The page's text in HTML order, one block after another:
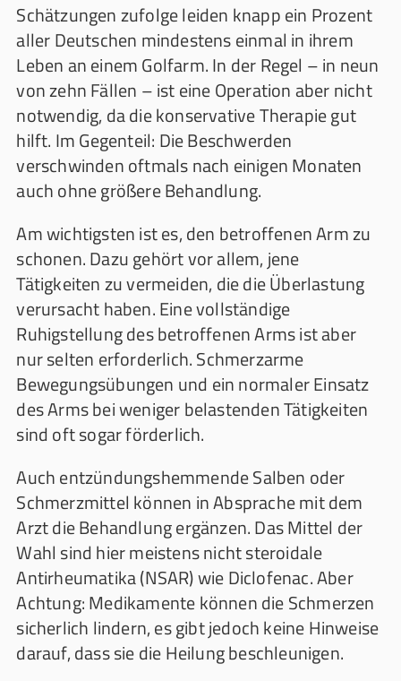
Schätzungen zufolge leiden knapp ein Prozent
aller Deutschen mindestens einmal in ihrem
Leben an einem Golfarm. In der Regel – in neun
von zehn Fällen – ist eine Operation aber nicht
notwendig, da die konservative Therapie gut
hilft. Im Gegenteil: Die Beschwerden
verschwinden oftmals nach einigen Monaten
auch ohne größere Behandlung.
Am wichtigsten ist es, den betroffenen Arm zu
schonen. Dazu gehört vor allem, jene
Tätigkeiten zu vermeiden, die die Überlastung
verursacht haben. Eine vollständige
Ruhigstellung des betroffenen Arms ist aber
nur selten erforderlich. Schmerzarme
Bewegungsübungen und ein normaler Einsatz
des Arms bei weniger belastenden Tätigkeiten
sind oft sogar förderlich.
Auch entzündungshemmende Salben oder
Schmerzmittel können in Absprache mit dem
Arzt die Behandlung ergänzen. Das Mittel der
Wahl sind hier meistens nicht steroidale
Antirheumatika (NSAR) wie Diclofenac. Aber
Achtung: Medikamente können die Schmerzen
sicherlich lindern, es gibt jedoch keine Hinweise
darauf, dass sie die Heilung beschleunigen.